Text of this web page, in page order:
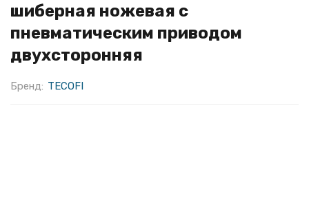
шиберная ножевая с
пневматическим приводом
двухсторонняя
Бренд: TECOFI